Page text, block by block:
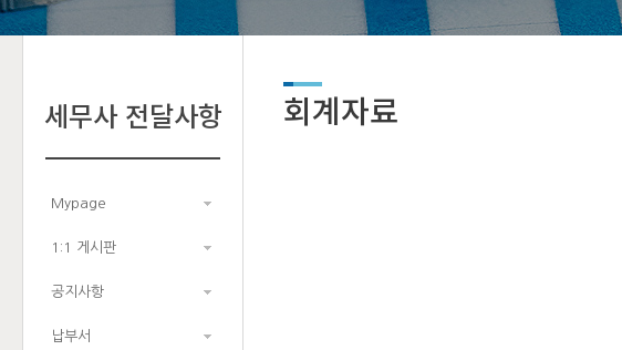
세무사 전달사항
Mypage
1:1 게시판
공지사항
납부서
회계자료